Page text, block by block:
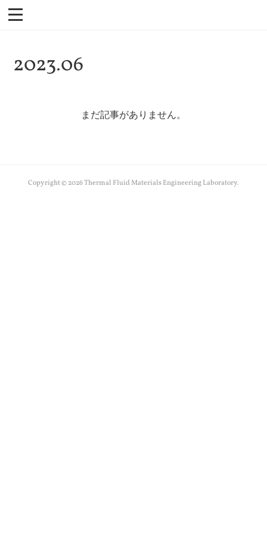
2023.06
まだ記事がありません。
Copyright ©2026Thermal Fluid Materials Engineering Laboratory.